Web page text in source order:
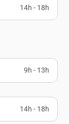
14h - 18h
9h - 13h
14h - 18h